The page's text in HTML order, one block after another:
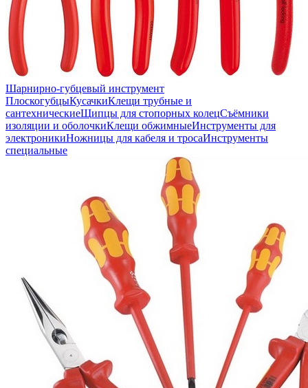
Шарнирно-губцевый инструмент
ПлоскогубцыКусачкиКлещи трубные и
сантехническиеЩипцы для стопорных колецСъёмники
изоляции и оболочкиКлещи обжимныеИнструменты для
электроникиНожницы для кабеля и тросаИнструменты
специальные